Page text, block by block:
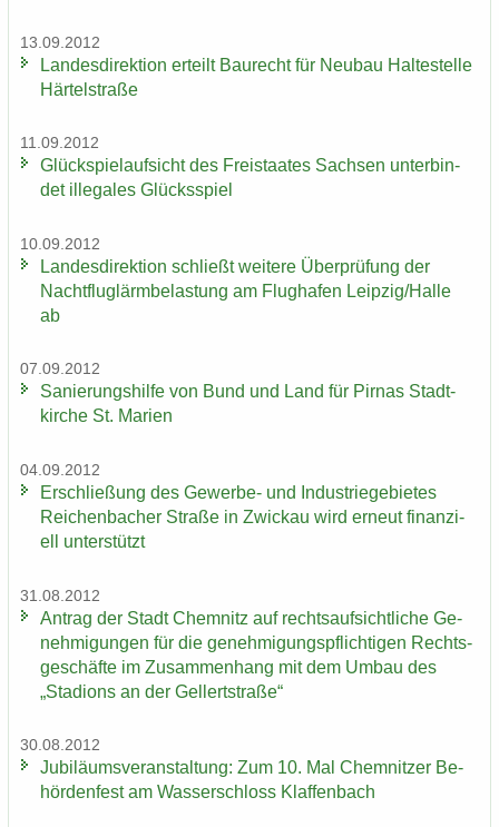
13.09.2012
Lan­des­di­rek­ti­on er­teilt Bau­recht für Neu­bau Hal­te­stel­le
Här­tel­stra­ße
11.09.2012
Glück­spiel­auf­sicht des Frei­staa­tes Sach­sen un­ter­bin­
det il­le­ga­les Glücks­spiel
10.09.2012
Lan­des­di­rek­ti­on schließt wei­te­re Über­prü­fung der
Nacht­flug­lärm­be­las­tung am Flug­ha­fen Leip­zig/Halle
ab
07.09.2012
Sa­nie­rungs­hil­fe von Bund und Land für Pirnas Stadt­
kir­che St. Ma­ri­en
04.09.2012
Er­schlie­ßung des Gewerbe-​ und In­dus­trie­ge­bie­tes
Rei­chen­ba­cher Stra­ße in Zwi­ckau wird er­neut fi­nan­zi­
ell un­ter­stützt
31.08.2012
An­trag der Stadt Chem­nitz auf rechts­auf­sicht­li­che Ge­
neh­mi­gun­gen für die ge­neh­mi­gungs­pflich­ti­gen Rechts­
ge­schäf­te im Zu­sam­men­hang mit dem Umbau des
„Sta­di­ons an der Gel­lert­stra­ße“
30.08.2012
Ju­bi­lä­ums­ver­an­stal­tung: Zum 10. Mal Chem­nit­zer Be­
hör­den­fest am Was­ser­schloss Klaf­fen­bach